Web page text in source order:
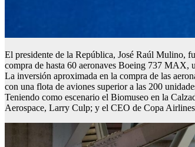
El presidente de la República, José Raúl Mulino,
compra de hasta 60 aeronaves Boeing 737 MAX,
La inversión aproximada en la compra de las
con una flota de aviones superior a las 200
Teniendo como escenario el Biomuseo en la
Aerospace, Larry Culp; y el CEO de Copa